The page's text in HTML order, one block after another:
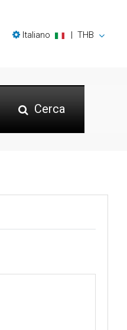
Italiano | THB
Cerca